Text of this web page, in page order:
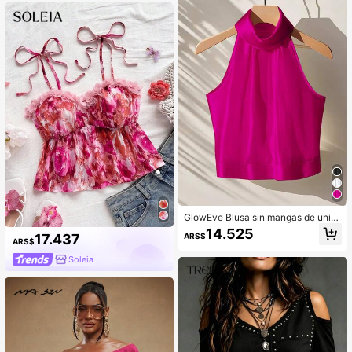
le de anillo y espalda descubierta
ARS$17.437
Soleia
GlowEve Blusa sin mangas de unic
olor con cuello halter, versátil para f
iestas y vacaciones
ARS$14.525